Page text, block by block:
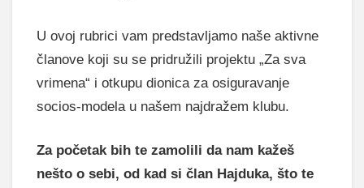
U ovoj rubrici vam predstavljamo naše aktivne
članove koji su se pridružili projektu „Za sva
vrimena“ i otkupu dionica za osiguravanje
socios-modela u našem najdražem klubu.
Za početak bih te zamolili da nam kažeš
nešto o sebi, od kad si član Hajduka, što te